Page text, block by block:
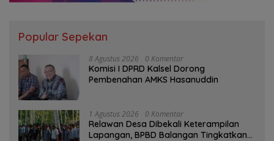
Popular Sepekan
8 Agustus 2026 0 Komentar
Komisi I DPRD Kalsel Dorong
Pembenahan AMKS Hasanuddin
1 Agustus 2026 0 Komentar
Relawan Desa Dibekali Keterampilan
Lapangan, BPBD Balangan Tingkatkan